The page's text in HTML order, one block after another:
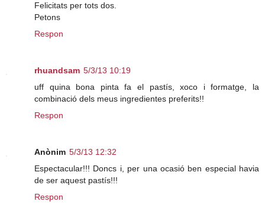
Felicitats per tots dos.
Petons
Respon
rhuandsam 5/3/13 10:19
uff quina bona pinta fa el pastís, xoco i formatge, la
combinació dels meus ingredientes preferits!!
Respon
Anònim 5/3/13 12:32
Espectacular!!! Doncs i, per una ocasió ben especial havia
de ser aquest pastís!!!
Respon